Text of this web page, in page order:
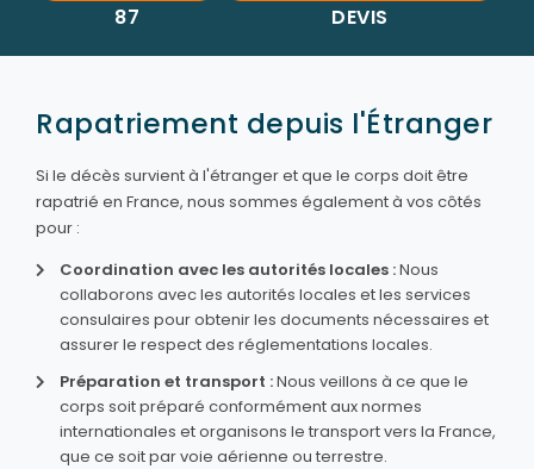
87
DEVIS
Rapatriement depuis l'Étranger
Si le décès survient à l'étranger et que le corps doit être
rapatrié en France, nous sommes également à vos côtés
pour :
Coordination avec les autorités locales :Nous
collaborons avec les autorités locales et les services
consulaires pour obtenir les documents nécessaires et
assurer le respect des réglementations locales.
Préparation et transport :Nous veillons à ce que le
corps soit préparé conformément aux normes
internationales et organisons le transport vers la France,
que ce soit par voie aérienne ou terrestre.